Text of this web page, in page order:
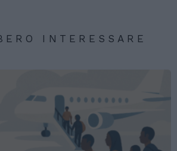
INTERESSARE